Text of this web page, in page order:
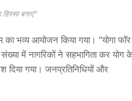
बनाएं"
का भव्य आयोजन किया गया। "योगा फॉर
में नागरिकों ने सहभागिता कर योग
गया। जनप्रतिनिधियों और